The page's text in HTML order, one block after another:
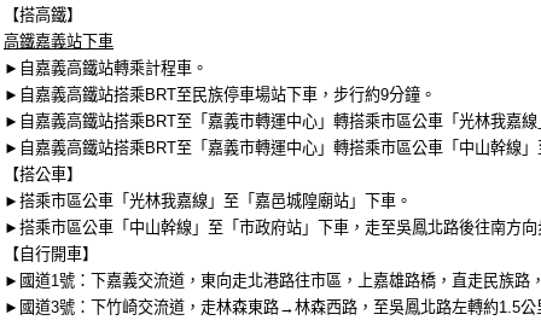
【搭高鐵】
高鐵嘉義站下車
►自嘉義高鐵站轉乘計程車。
►自嘉義高鐵站搭乘BRT至民族停車場站下車，步行約9分鐘。
►自嘉義高鐵站搭乘BRT至「嘉義市轉運中心」轉搭乘市區公車「光林我嘉
►自嘉義高鐵站搭乘BRT至「嘉義市轉運中心」轉搭乘市區公車「中山幹線
【搭公車】
► 搭乘市區公車「光林我嘉線」至「嘉邑城隍廟站」下車。
►搭乘市區公車「中山幹線」至「市政府站」下車，走至吳鳳北路後往南方
【自行開車】
►國道1號：下嘉義交流道，東向走北港路往市區，上嘉雄路橋，直走民族路
►國道3號：下竹崎交流道，走林森東路→林森西路，至吳鳳北路左轉約1.5公